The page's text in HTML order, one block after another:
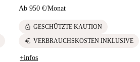
Ab 950 €/Monat
lock GESCHÜTZTE KAUTION
euro VERBRAUCHSKOSTEN INKLUSIVE
+infos